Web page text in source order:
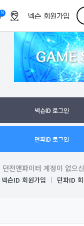
N
F
넥슨 회원가입
GAME
넥슨ID 로그인
던파ID 로그인
던전앤파이터 계정이 없으
넥슨ID 회원가입 던파ID